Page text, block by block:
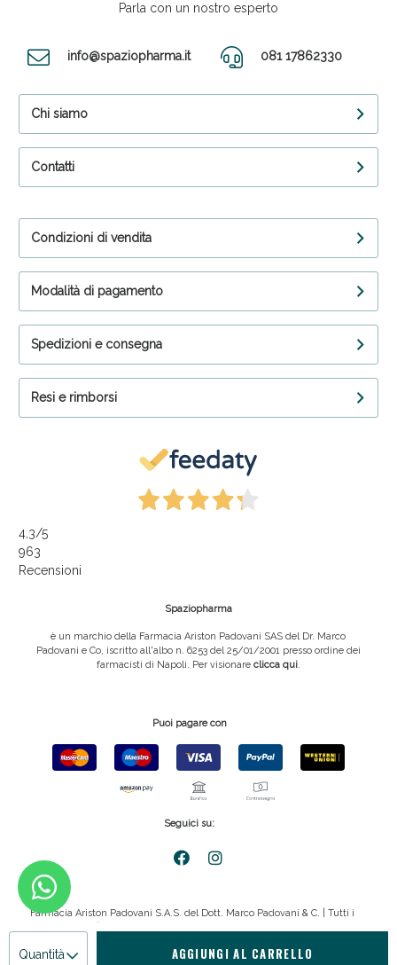
Quantità AGGIUNGI AL CARRELLO
Parla con un nostro esperto
info@spaziopharma.it 081 17862330
Chi siamo
Contatti
Condizioni di vendita
Modalità di pagamento
Spedizioni e consegna
Resi e rimborsi
4,3/5
963
Recensioni
Spaziopharma
è un marchio della Farmacia Ariston Padovani SAS del Dr. Marco
Padovani e Co, iscritto all'albo n. 6253 del 25/01/2001 presso ordine dei
farmacisti di Napoli. Per visionare clicca qui.
Puoi pagare con
Seguici su:
Farmacia Ariston Padovani S.A.S. del Dott. Marco Padovani & C. | Tutti i
Privacy policy emmemedia